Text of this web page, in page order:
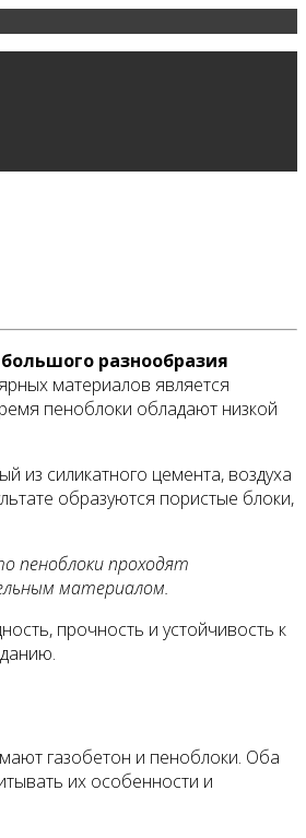
разнообразия
материалов является
пеноблоки обладают низкой
из силикатного цемента, воздуха
образуются пористые блоки,
пеноблоки проходят
материалом.
прочность и устойчивость к
газобетон и пеноблоки. Оба
их особенности и